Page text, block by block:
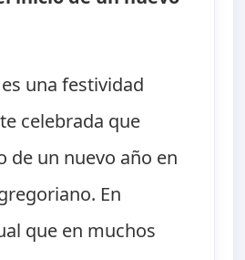
una festividad
celebrada que
de un nuevo año en
En
que en muchos